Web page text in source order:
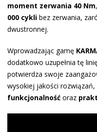
moment zerwania 40 Nm
000 cykli bez zerwania,
dwustronnej.
Wprowadzając gamę
dodatkowo uzupełnia tę
potwierdza swoje
wysokiej jakości rozwiązań,
funkcjonalność oraz